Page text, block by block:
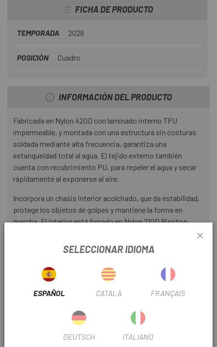
FICHA DE PRODUCTO
TEMPORADA 2026
POSICIÓN Cuadro
INFORMACIÓN DEL PRODUCTO
Fabricada en Nylon 420D con laminado interno TPU
impermeable, y montada con una estructura sin costuras
soldada mediante alta frecuencia, garantiza una
estanqueidad total al agua. El tejido externo también
cuenta con recubrimiento PU, para repeler el agua y secar
rápidamente al exponerse al aire.
Incorpora un chasis interior acolchado, que da estabilidad,
protege los objetos de golpes y mantiene la forma en
marcha. El interior está forrado en Nylon 210D Ripstop
rápida del contenido y favoreciendo una organización
Su nuevo diseño “Gravel” se adapta especialmente a
bicicletas con tubo de dirección largo o cuadros de
carretera/gravel, permitiendo además el montaje de
portabidones en el tubo diagonal. Detalles como los logos
reflectantes añaden visibilidad en condiciones de baja luz.
Características principales
SELECCIONAR IDIOMA
ESPAÑOL CATALÀ FRANÇAIS
DEUTSCH ITALIANO